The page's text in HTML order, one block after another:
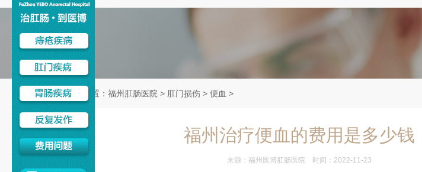
肛周脓肿治疗
当前位置： 福州肛肠医院 > 肛门损伤 > 便血 >
福州治疗便血的费用是多少钱
来源： 福州医博肛肠医院 时间：2022-11-23